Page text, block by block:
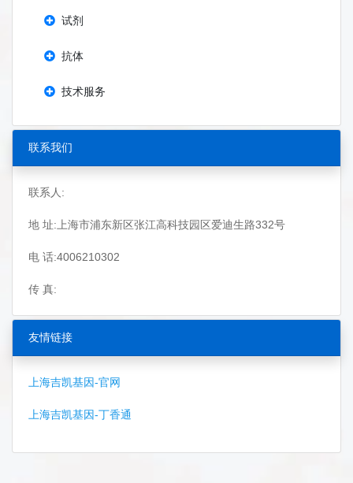
试剂
抗体
技术服务
联系我们
联系人:
地 址:上海市浦东新区张江高科技园区爱迪生路332号
电 话:4006210302
传 真:
友情链接
上海吉凯基因-官网
上海吉凯基因-丁香通